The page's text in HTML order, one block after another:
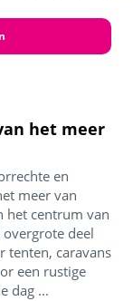
het meer
en
meer van
het centrum van
deel
tenten, caravans
een rustige
dag ...